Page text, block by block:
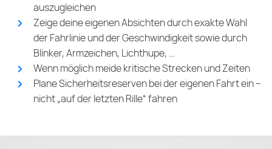
auszugleichen
Zeige deine eigenen Absichten durch exakte Wahl
der Fahrlinie und der Geschwindigkeit sowie durch
Blinker, Armzeichen, Lichthupe, …
Wenn möglich meide kritische Strecken und Zeiten
Plane Sicherheitsreserven bei der eigenen Fahrt ein –
nicht „auf der letzten Rille“ fahren